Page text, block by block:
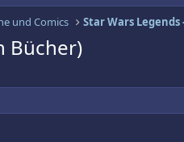
und Comics Star Wars
Bücher)